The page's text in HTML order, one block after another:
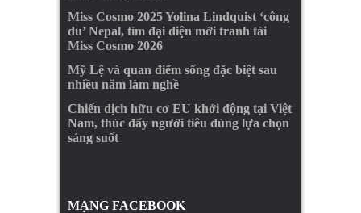
Miss Cosmo 2025 Yolina Lindquist ‘công
du’ Nepal, tìm đại diện mới tranh tài
Miss Cosmo 2026
Mỹ Lệ và quan điểm sống đặc biệt sau
nhiều năm làm nghề
Chiến dịch hữu cơ EU khởi động tại Việt
Nam, thúc đẩy người tiêu dùng lựa chọn
sáng suốt
MẠNG FACEBOOK